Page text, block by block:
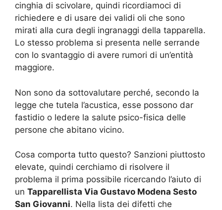
cinghia di scivolare, quindi ricordiamoci di
richiedere e di usare dei validi oli che sono
mirati alla cura degli ingranaggi della tapparella.
Lo stesso problema si presenta nelle serrande
con lo svantaggio di avere rumori di un’entità
maggiore.
Non sono da sottovalutare perché, secondo la
legge che tutela l’acustica, esse possono dar
fastidio o ledere la salute psico-fisica delle
persone che abitano vicino.
Cosa comporta tutto questo? Sanzioni piuttosto
elevate, quindi cerchiamo di risolvere il
problema il prima possibile ricercando l’aiuto di
un Tapparellista Via Gustavo Modena Sesto
San Giovanni. Nella lista dei difetti che